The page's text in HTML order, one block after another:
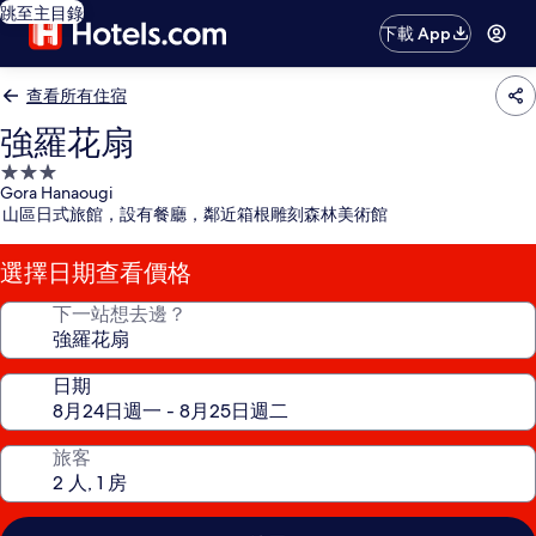
跳至主目錄
下載 App
查看所有住宿
強羅花扇
3.0
星
級
住
宿
Gora Hanaougi
山區日式旅館，設有餐廳，鄰近箱根雕刻森林美術館
選擇日期查看價格
下一站想去邊？
日期
旅客